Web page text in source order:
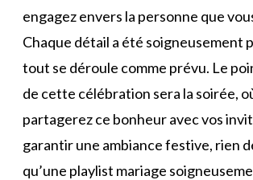
engagez envers la personne que
Chaque détail a été soigneusement
tout se déroule comme prévu. Le
de cette célébration sera la soirée,
partagerez ce bonheur avec vos
garantir une ambiance festive, rien
qu’une playlist mariage